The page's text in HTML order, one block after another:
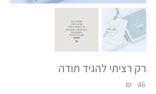
רק רציתי להגיד תודה
46
₪